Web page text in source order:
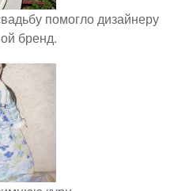
помогло дизайнеру
бренд.